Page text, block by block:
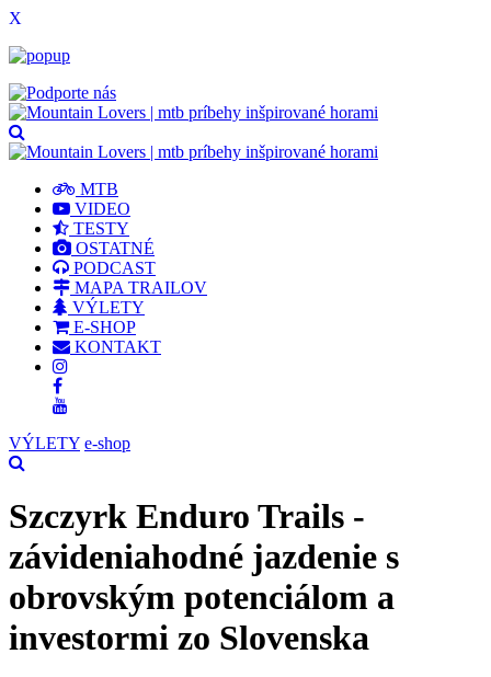
X
MTB
VIDEO
TESTY
OSTATNÉ
PODCAST
MAPA TRAILOV
VÝLETY
E-SHOP
KONTAKT
VÝLETY e-shop
Szczyrk Enduro Trails -
závideniahodné jazdenie s
obrovským potenciálom a
investormi zo Slovenska